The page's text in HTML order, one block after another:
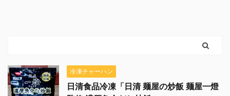
冷凍チャーハン
日清食品冷凍「日清 麺屋の炒飯 麺屋一燈